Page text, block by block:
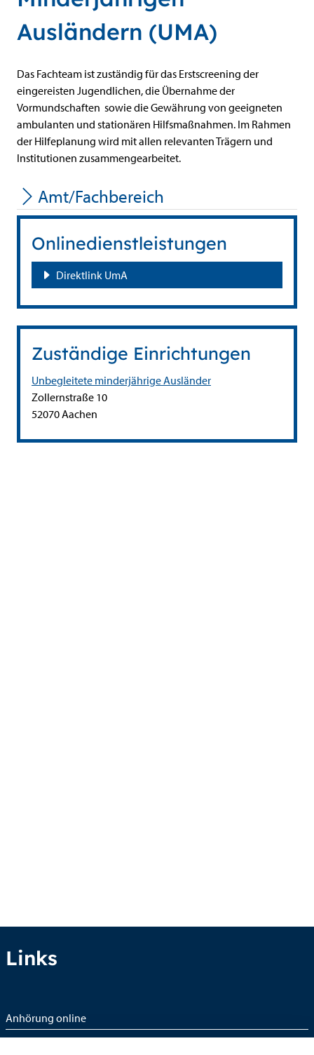
Ausländern (UMA)
Beschreibung
Das Fachteam ist zuständig für das Erstscreening der
eingereisten Jugendlichen, die Übernahme der
Vormundschaften sowie die Gewährung von geeigneten
ambulanten und stationären Hilfsmaßnahmen. Im Rahmen
der Hilfeplanung wird mit allen relevanten Trägern und
Institutionen zusammengearbeitet.
Amt/Fachbereich
Onlinedienstleistungen
Direktlink UmA
Zuständige Einrichtungen
Unbegleitete minderjährige Ausländer
Straße:
Zollernstraße Hausnummer:
10
PLZ:
52070Ort:
Aachen
Links
Anhörung online
Aufenthaltserlaubnis